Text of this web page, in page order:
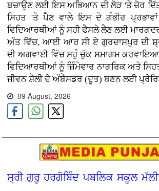
ਬਚਾਉਣ ਲਈ ਇਸ ਅਭਿਆਨ ਦੀ ਲੋੜ 'ਤੇ ਜ਼ੋਰ
ਸਿਹਤ 'ਤੇ ਪੈਣ ਵਾਲੇ ਇਸ ਦੇ ਗੰਭੀਰ
ਵਿਦਿਆਰਥੀਆਂ ਨੂੰ ਸਹੀ ਫੈਸਲੇ ਲੈਣ ਲਈ
ਅੰਤ ਵਿੱਚ, ਆਈ ਆਰ ਸੀ ਏ ਗੁਰਦਾਸਪੁਰ ਦੀ
ਦੀ ਅਗਵਾਈ ਵਿੱਚ ਸਹੁੰ ਚੁੱਕ ਸਮਾਗਮ
ਵਿਦਿਆਰਥੀਆਂ ਨੂੰ ਜ਼ਿੰਮੇਵਾਰ ਨਾਗਰਿਕ ਅਤੇ
ਜੀਵਨ ਸ਼ੈਲੀ ਦੇ ਅੰਬੈਸਡਰ (ਦੂਤ) ਬਣਨ ਲਈ
09 August, 2026
ਸ੍ਰੀ ਗੁਰੂ ਹਰਗੋਬਿੰਦ ਪਬਲਿਕ ਸਕੂਲ